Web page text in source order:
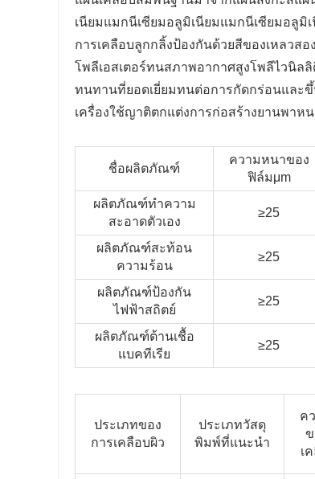
เนียมแมกนีเซียมอลูมิเนียมแมกนีเซียมอลูมิ
การเคลือบลูกกลิ้งป้องกันด้วยสีของเหลวส
โพลีเอสเตอร์ทนสภาพอากาศสูงโพลีไวนิ
ทนทานที่ยอดเยี่ยมทนต่อการกัดกร่อนและ
เครื่องใช้ญาติตกแต่งการก่อสร้างยานพา
ชื่อผลิตภัณฑ์
ความหนาของ
ฟิล์มμm
ผลิตภัณฑ์ทําความ
สะอาดตัวเอง
≥25
ผลิตภัณฑ์สะท้อน
ความร้อน
≥25
ผลิตภัณฑ์ป้องกัน
ไฟฟ้าสถิตย์
≥25
ผลิตภัณฑ์ต้านเชื้อ
แบคทีเรีย
≥25
ประเภทของ
การเคลือบผิว
ประเภทวัสดุ
พิมพ์ที่แนะนํา
ค
ข
เ